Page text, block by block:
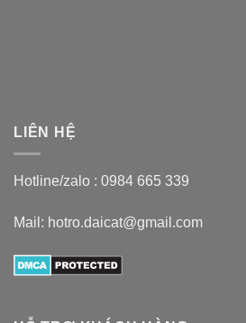
LIÊN HỆ
Hotline/zalo : 0984 665 339
Mail: hotro.daicat@gmail.com